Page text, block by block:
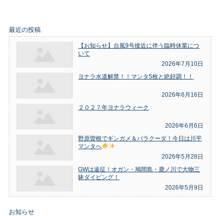
最近の投稿
【お知らせ】台風9号接近に伴う臨時休業につ
いて
2026年7月10日
ヨナラ水道解禁！！マンタ5枚と絶好調！！
2026年6月16日
２０２７年ヨナラウィーク
2026年6月6日
野原曽根でギンガメ＆バラクーダ！今日は川平
マンタへ
2026年5月28日
GWは遠征！オガン・鳩間島・鹿ノ川で大物三
昧ダイビング！
2026年5月9日
お知らせ